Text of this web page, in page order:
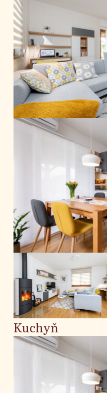
Kuchyň